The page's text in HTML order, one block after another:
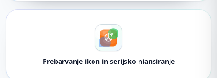
Prebarvanje ikon in serijsko niansiranje